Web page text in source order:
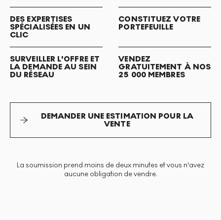
DES EXPERTISES
SPÉCIALISÉES EN UN
CLIC
CONSTITUEZ VOTRE
PORTEFEUILLE
SURVEILLER L'OFFRE ET
LA DEMANDE AU SEIN
DU RÉSEAU
VENDEZ
GRATUITEMENT À NOS
25 000 MEMBRES
DEMANDER UNE ESTIMATION POUR LA
VENTE
La soumission prend moins de deux minutes et vous n'avez
aucune obligation de vendre.